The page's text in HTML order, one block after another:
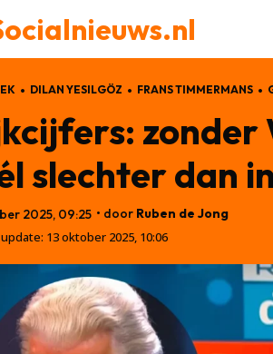
DILAN YESILGÖZ FRANS TIMMERMANS
zonder
slechter dan
2025, 09:25 • door Ruben de Jong
13 oktober 2025, 10:06